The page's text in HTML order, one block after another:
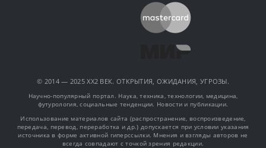
© 2014 — 2025 XX2 ВЕК. ОТКРЫТИЯ, ОЖИДАНИЯ, УГРОЗЫ.
Научно-популярный портал. Наука, техника, технологии, медицина,
футурология, социальные тенденции. Новости и публикации.
Использование материалов сайта (распространение, воспроизведение,
передача, перевод, переработка и др.) допускается при условии указания
источника в форме активной гиперссылки. Мнения и взгляды авторов не
всегда совпадают с точкой зрения редакции.